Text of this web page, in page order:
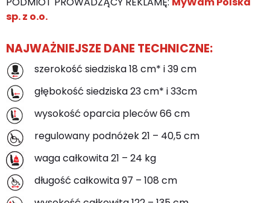
sp. z o.o.
NAJWAŻNIEJSZE DANE TECHNICZNE:
szerokość siedziska 18 cm* i 39 cm
głębokość siedziska 23 cm* i 33cm
wysokość oparcia pleców 66 cm
regulowany podnóżek 21 – 40,5 cm
waga całkowita 21 – 24 kg
długość całkowita 97 – 108 cm